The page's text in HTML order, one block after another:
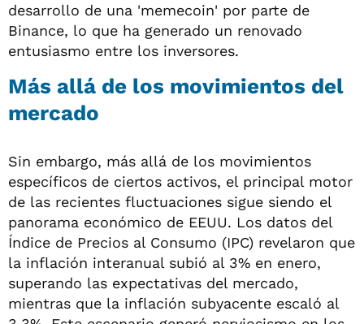
desarrollo de una 'memecoin' por parte de
Binance, lo que ha generado un renovado
entusiasmo entre los inversores.
Más allá de los movimientos del
mercado
Sin embargo, más allá de los movimientos
específicos de ciertos activos, el principal motor
de las recientes fluctuaciones sigue siendo el
panorama económico de EEUU. Los datos del
Índice de Precios al Consumo (IPC) revelaron que
la inflación interanual subió al 3% en enero,
superando las expectativas del mercado,
mientras que la inflación subyacente escaló al